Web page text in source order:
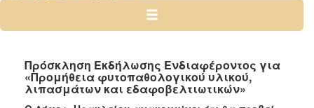
2025
2023
2022
Πρόσκληση Εκδήλωσης Ενδιαφέροντος για
«Προμήθεια φυτοπαθολογικού υλικού,
λιπασμάτων και εδαφοβελτιωτικών»